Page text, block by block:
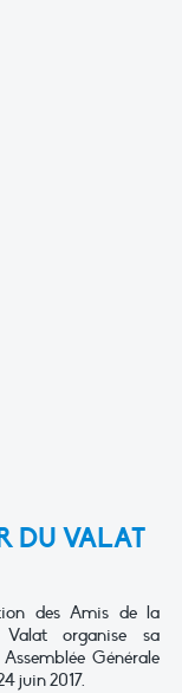
DU VALAT
des Amis de la
organise sa
Générale
juin 2017.